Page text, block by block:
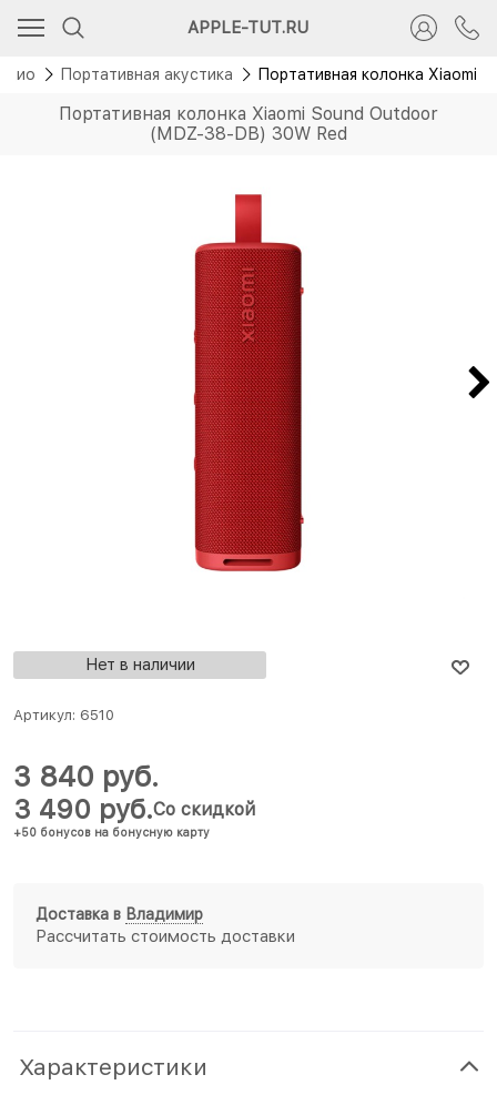
APPLE-TUT.RU
Портативная акустика Портативная колонка Xiaomi
Портативная колонка Xiaomi Sound Outdoor
(MDZ-38-DB) 30W Red
Новинка
Нет в наличии
Артикул: 6510
3 490 руб.
+50 бонусов на бонусную карту
Со скидкой
3 840 руб.
Доставка в Владимир
Рассчитать стоимость доставки
Характеристики